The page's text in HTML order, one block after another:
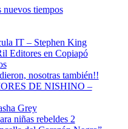
nuevos tiempos
IT – Stephen King
Editores en Copiapó
nosotras también!!
DE NISHINO –
Grey
niñas rebeldes 2